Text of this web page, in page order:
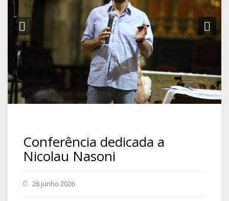
Previous
Conferência dedicada a
Nicolau Nasoni
26 junho 2026